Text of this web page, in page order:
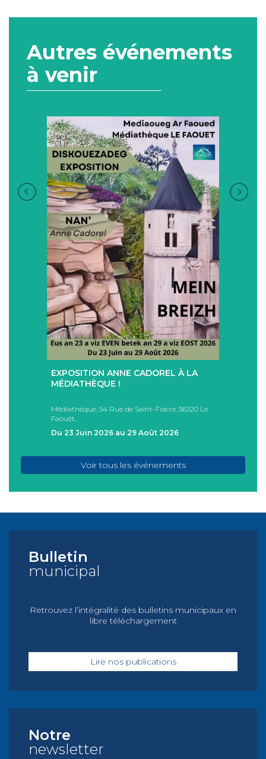
Autres événements
à venir
+
EXPOSITION ANNE CADOREL À LA
MÉDIATHÈQUE !
Médiathèque, 54 Rue de Saint-Fiacre, 56320 Le
Faouët.
Du 23 Juin 2026 au 29 Août 2026
Voir tous les événements
Bulletin
municipal
Retrouvez l’intégralité des bulletins municipaux en
libre téléchargement
Lire nos publications
Notre
newsletter